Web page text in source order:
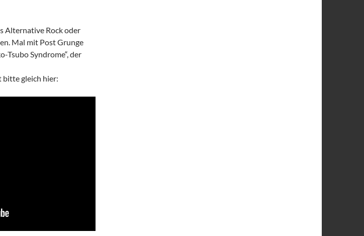
Alternative Rock oder
Mal mit Post Grunge
Tsubo Syndrome“, der
bitte gleich hier: